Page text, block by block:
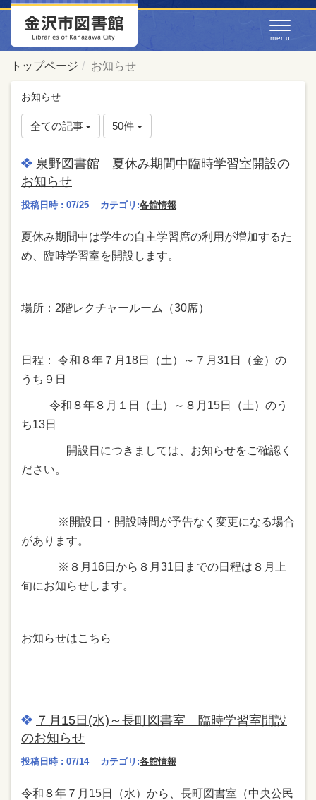
トップページ お知らせ
お知らせ
全ての記事 50件
泉野図書館 夏休み期間中臨時学習室開設の
お知らせ
投稿日時 : 07/25 カテゴリ:各館情報
夏休み期間中は学生の自主学習席の利用が増加するた
め、臨時学習室を開設します。
場所：2階レクチャールーム（30席）
日程： 令和８年７月18日（土）～７月31日（金）の
うち９日
令和８年８月１日（土）～８月15日（土）のう
ち13日
開設日につきましては、お知らせをご確認く
ださい。
※開設日・開設時間が予告なく変更になる場合
があります。
※８月16日から８月31日までの日程は８月上
旬にお知らせします。
お知らせはこちら
７月15日(水)～長町図書室 臨時学習室開設
のお知らせ
投稿日時 : 07/14 カテゴリ:各館情報
令和８年７月15日（水）から、長町図書室（中央公民